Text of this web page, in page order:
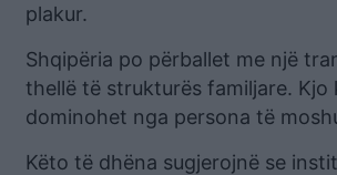
plakur.
Shqipëria po përballet me një
thellë të strukturës familjare. Kjo
dominohet nga persona të
Këto të dhëna sugjerojnë se